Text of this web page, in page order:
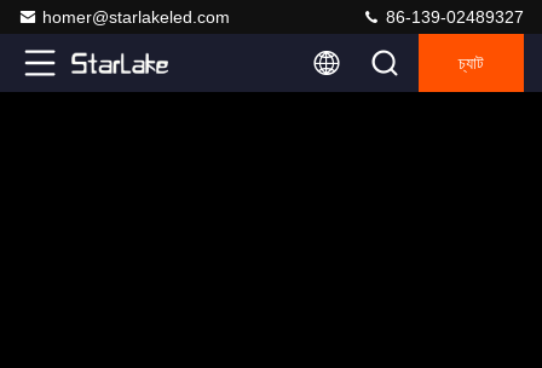
homer@starlakeled.com 86-139-02489327
চ্যাট